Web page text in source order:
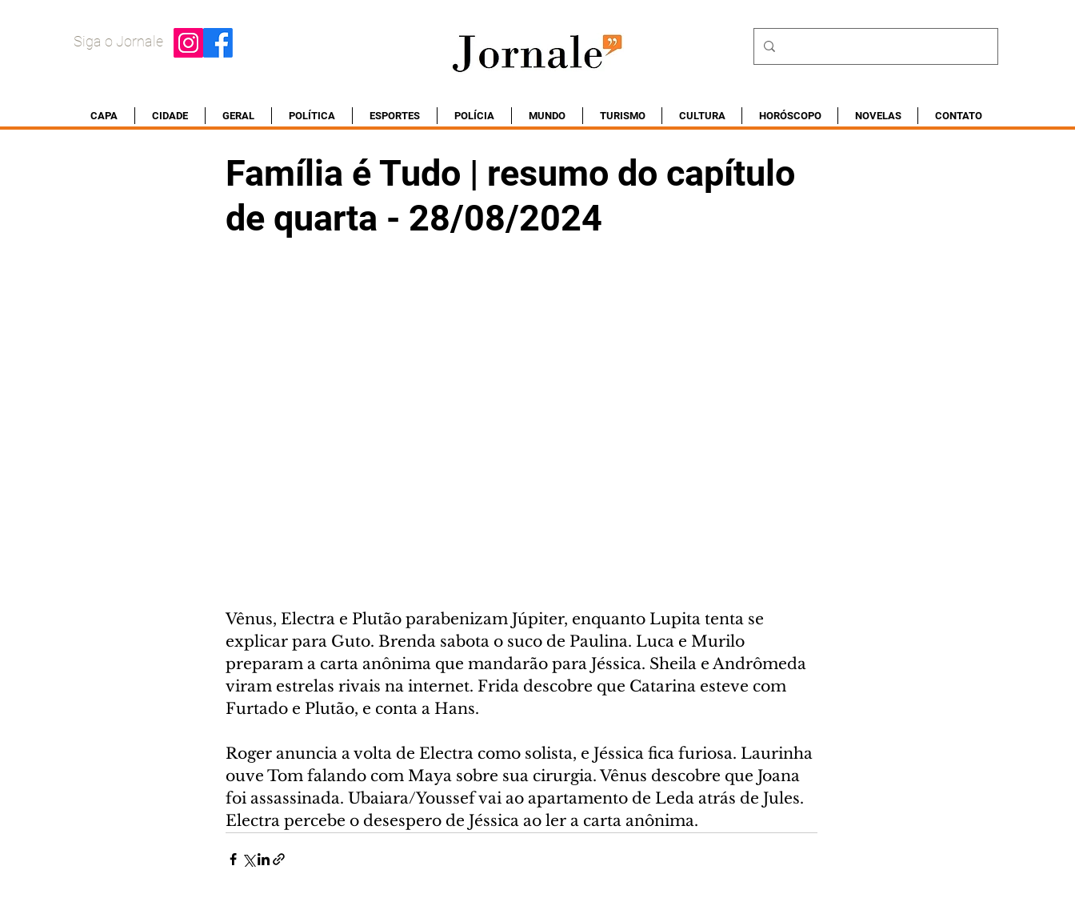
Siga o Jornale
CAPA CIDADE GERAL POLÍTICA ESPORTES POLÍCIA MUNDO TURISMO CULTURA HORÓSCOPO NOVELAS CONTATO
Família é Tudo | resumo do capítulo
de quarta - 28/08/2024
Vênus, Electra e Plutão parabenizam Júpiter, enquanto Lupita tenta se
explicar para Guto. Brenda sabota o suco de Paulina. Luca e Murilo
preparam a carta anônima que mandarão para Jéssica. Sheila e Andrômeda
viram estrelas rivais na internet. Frida descobre que Catarina esteve com
Furtado e Plutão, e conta a Hans.
Roger anuncia a volta de Electra como solista, e Jéssica fica furiosa. Laurinha
ouve Tom falando com Maya sobre sua cirurgia. Vênus descobre que Joana
foi assassinada. Ubaiara/Youssef vai ao apartamento de Leda atrás de Jules.
Electra percebe o desespero de Jéssica ao ler a carta anônima.